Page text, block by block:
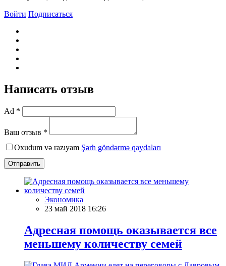
Войти Подписаться
Написать отзыв
Ad *
Ваш отзыв *
Oxudum və razıyam Şərh göndərmə qaydaları
Отправить
Экономика
23 май 2018 16:26
Адресная помощь оказывается все
меньшему количеству семей